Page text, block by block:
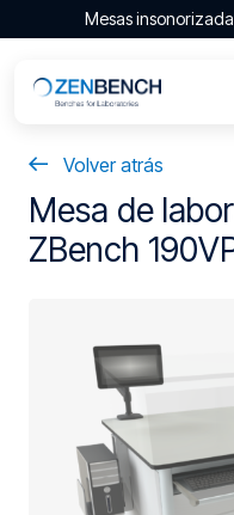
Mesas
Volver atrás
Mesa de
ZBench